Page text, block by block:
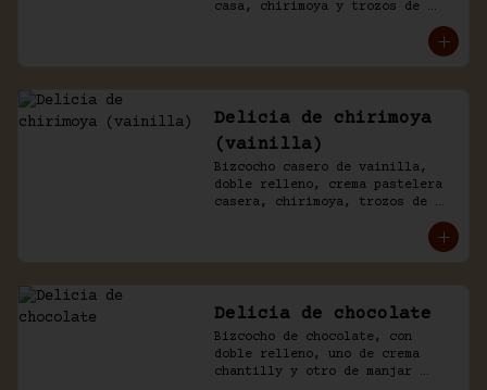
casa, chirimoya y trozos de
Delicia de chirimoya
(vainilla)
Bizcocho casero de vainilla,
doble relleno, crema pastelera
casera, chirimoya, trozos de
chantilly, decorado con manjar
Delicia de chocolate
Bizcocho de chocolate, con
doble relleno, uno de crema
chantilly y otro de manjar